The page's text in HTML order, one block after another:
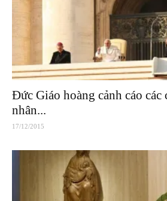
Đức Giáo hoàng cảnh cáo
nhân...
17/12/2015